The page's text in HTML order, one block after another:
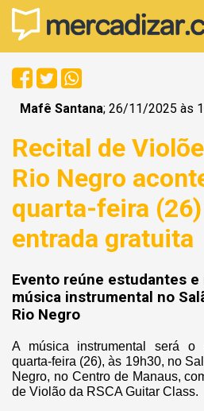
Mafê Santana; 26/11/2025 às
Recital de
Rio Negro
quarta-feira
entrada gratuita
Evento reúne estudantes
música instrumental no
Rio Negro
A música instrumental será o
quarta-feira (26), às 19h30, no
Negro, no Centro de Manaus,
de Violão da RSCA Guitar Class.